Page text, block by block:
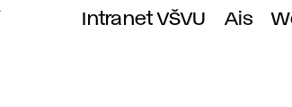
Intranet VŠVU Ais